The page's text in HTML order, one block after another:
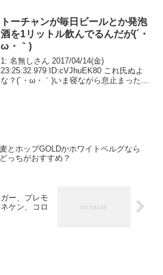
トーチャンが毎日ビールとか発泡
酒を1リットル飲んでるんだが(´・
ω・｀)
1: 名無しさん 2017/04/14(金)
23:25:32.979 ID:cVJhuEK80 これ氏ぬよ
な？(´・ω・｀)いま寝ながら息止まったり
麦とホップGOLDかホワイトベルグなら
どっちがおすすめ？
ー、プレモ
ケン、コロ